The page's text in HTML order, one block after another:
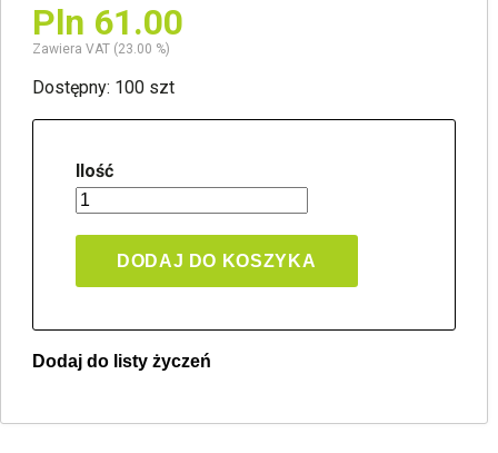
Pln 61.00
Zawiera VAT (23.00 %)
Dostępny: 100 szt
Ilość
DODAJ DO KOSZYKA
Jeden produkt
Dodaj do listy życzeń